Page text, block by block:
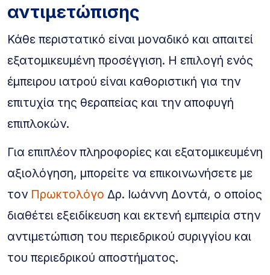
αντιμετώπισης
Κάθε περιστατικό είναι μοναδικό και απαιτεί
εξατομικευμένη προσέγγιση. Η επιλογή ενός
έμπειρου ιατρού είναι καθοριστική για την
επιτυχία της θεραπείας και την αποφυγή
επιπλοκών.
Για επιπλέον πληροφορίες και εξατομικευμένη
αξιολόγηση, μπορείτε να επικοινωνήσετε με
τον Πρωκτολόγο Δρ. Ιωάννη Δοντά, ο οποίος
διαθέτει εξειδίκευση και εκτενή εμπειρία στην
αντιμετώπιση του περιεδρικού συριγγίου και
του περιεδρικού αποστήματος.